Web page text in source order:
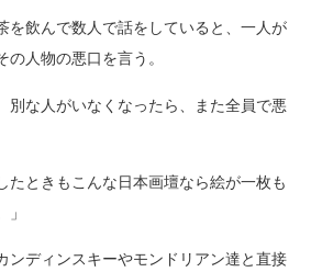
飲んで数人で話をしていると、一人が
の人物の悪口を言う。
な人がいなくなったら、また全員で悪
ときもこんな日本画壇なら絵が一枚も
」
ディンスキーやモンドリアン達と直接